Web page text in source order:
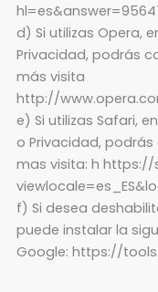
d) Si utilizas Opera,
Privacidad, podrás
más visita
http://
e) Si utilizas Safari,
o Privacidad,
mas visita: h https://
f) Si desea
puede instalar la
Google: https://